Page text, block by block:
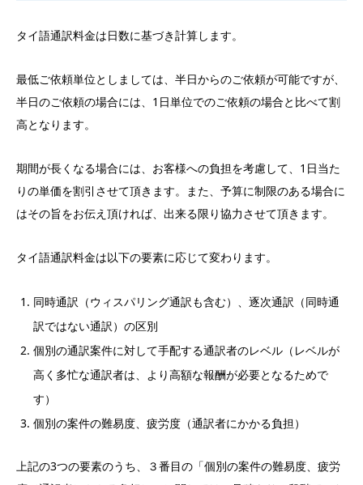
タイ語通訳料金は日数に基づき計算します。
最低ご依頼単位としましては、半日からのご依頼が可能ですが、
半日のご依頼の場合には、1日単位でのご依頼の場合と比べて割
高となります。
期間が長くなる場合には、お客様への負担を考慮して、1日当た
りの単価を割引させて頂きます。また、予算に制限のある場合に
はその旨をお伝え頂ければ、出来る限り協力させて頂きます。
タイ語通訳料金は以下の要素に応じて変わります。
同時通訳（ウィスパリング通訳も含む）、逐次通訳（同時通
訳ではない通訳）の区別
個別の通訳案件に対して手配する通訳者のレベル（レベルが
高く多忙な通訳者は、より高額な報酬が必要となるためで
す）
個別の案件の難易度、疲労度（通訳者にかかる負担）
上記の3つの要素のうち、３番目の「個別の案件の難易度、疲労